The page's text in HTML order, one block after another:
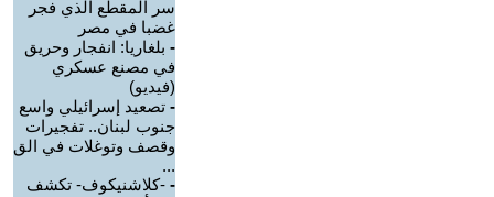
سر المقطع الذي فجر
غضبا في مصر
- بلغاريا: انفجار وحريق
في مصنع عسكري
(فيديو)
- تصعيد إسرائيلي واسع
جنوب لبنان.. تفجيرات
وقصف وتوغلات في الق
...
- -كلاشنيكوف- تكشف